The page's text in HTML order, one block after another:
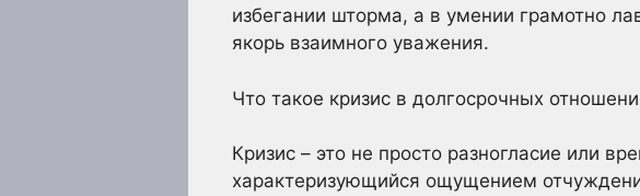
избегании шторма, а в умении грамотно
якорь взаимного уважения.
Что такое кризис в долгосрочных
Кризис – это не просто разногласие или
характеризующийся ощущением